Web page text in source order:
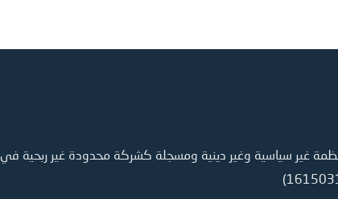
غير سياسية وغير دينية ومسجلة كشركة محدودة غير ربحية في